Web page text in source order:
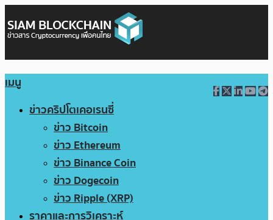
เมนู
ข่าวคริปโตเคอเรนซี่
ข่าว Bitcoin
ข่าว Ethereum
ข่าว Binance Coin
ข่าว Dogecoin
ข่าว Ripple (XRP)
ราคาและการวิเคราะห์